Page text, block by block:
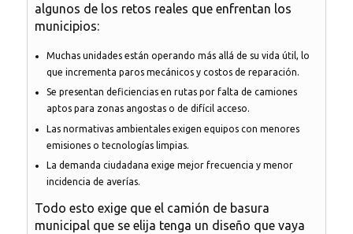
algunos de los retos reales que enfrentan los
municipios:
Muchas unidades están operando más allá de su vida útil, lo
que incrementa paros mecánicos y costos de reparación.
Se presentan deficiencias en rutas por falta de camiones
aptos para zonas angostas o de difícil acceso.
Las normativas ambientales exigen equipos con menores
emisiones o tecnologías limpias.
La demanda ciudadana exige mejor frecuencia y menor
incidencia de averías.
Todo esto exige que el camión de basura
municipalque se elija tenga un diseño que vaya